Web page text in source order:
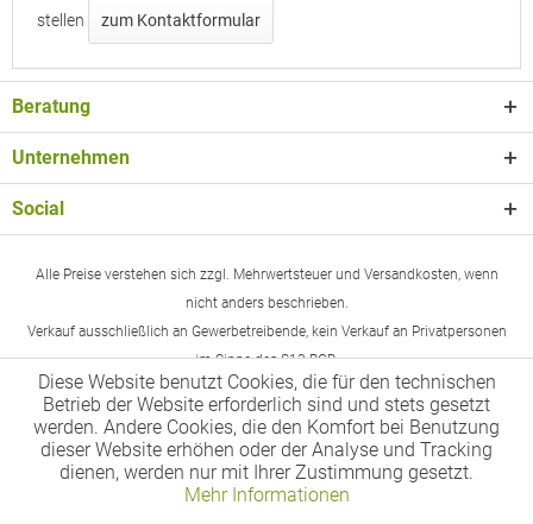
stellen
zum Kontaktformular
Beratung
Unternehmen
Social
Alle Preise verstehen sich zzgl. Mehrwertsteuer und Versandkosten, wenn
nicht anders beschrieben.
Verkauf ausschließlich an Gewerbetreibende, kein Verkauf an Privatpersonen
im Sinne des §13 BGB.
Diese Website benutzt Cookies, die für den technischen
Betrieb der Website erforderlich sind und stets gesetzt
werden. Andere Cookies, die den Komfort bei Benutzung
dieser Website erhöhen oder der Analyse und Tracking
dienen, werden nur mit Ihrer Zustimmung gesetzt.
Mehr Informationen